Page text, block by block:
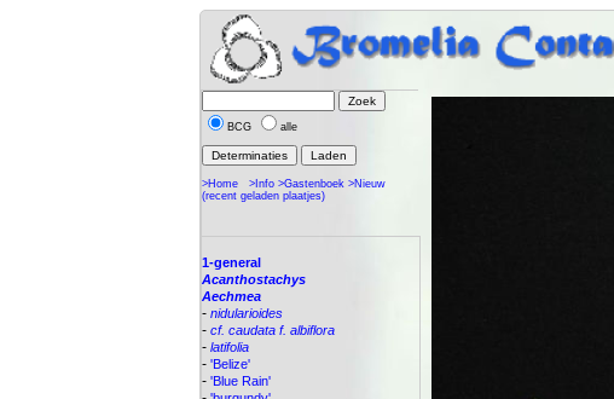
BCG alle
>Home >Info >Gastenboek >Nieuw
(recent geladen plaatjes)
1-general
Acanthostachys
Aechmea
- nidularioides
- cf. caudata f. albiflora
- latifolia
- 'Belize'
- 'Blue Rain'